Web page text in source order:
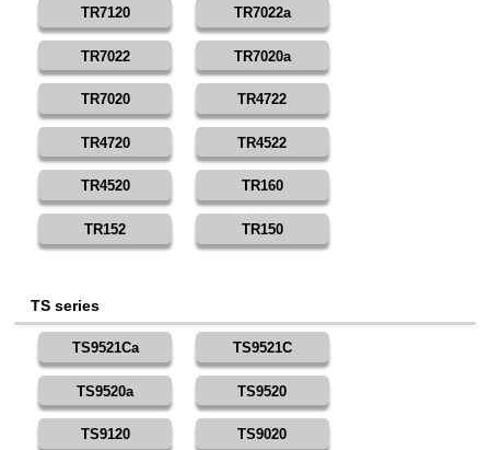
TR7120 TR7022a
TR7022 TR7020a
TR7020 TR4722
TR4720 TR4522
TR4520 TR160
TR152 TR150
TS series
TS9521Ca TS9521C
TS9520a TS9520
TS9120 TS9020